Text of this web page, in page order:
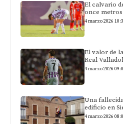
El calvario
once metros
4 marzo 2026
El valor de
Real
4 marzo 2026
Una
edificio en
4 marzo 2026